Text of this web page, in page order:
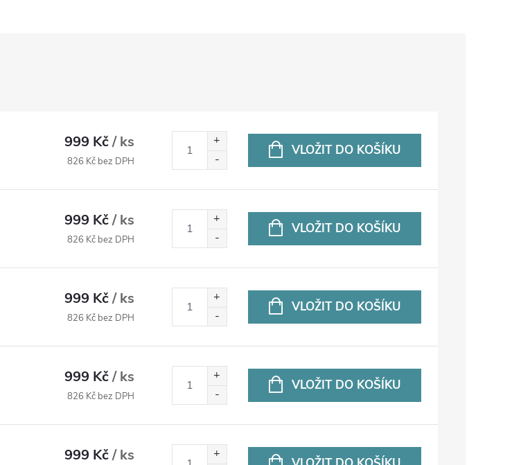
999 Kč/ ks
826 Kč bez DPH
VLOŽIT DO KOŠÍKU
999 Kč/ ks
826 Kč bez DPH
VLOŽIT DO KOŠÍKU
999 Kč/ ks
826 Kč bez DPH
VLOŽIT DO KOŠÍKU
999 Kč/ ks
826 Kč bez DPH
VLOŽIT DO KOŠÍKU
999 Kč/ ks